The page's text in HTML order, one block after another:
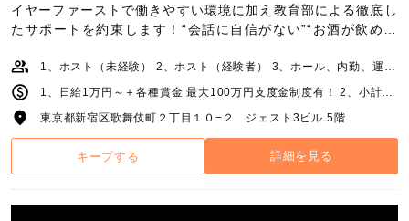
イヤーファーストで働きやすい環境に加え教育部による徹底し
たサポートを約束します！“会話に自信がない”“お酒が飲めな
東京都新宿区歌舞伎町２丁目１０−２ ジェスト3ビル 5階
キープする 詳細を見る